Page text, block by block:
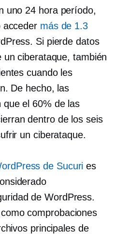
uno 24 horaperíodo,
acceder más de 1.3
Si pierde datos
ciberataque, también
cuando les
De hecho, las
que el 60% de las
dentro de los seis
un ciberataque.
de Sucuri es
de WordPress.
comprobaciones
principales de